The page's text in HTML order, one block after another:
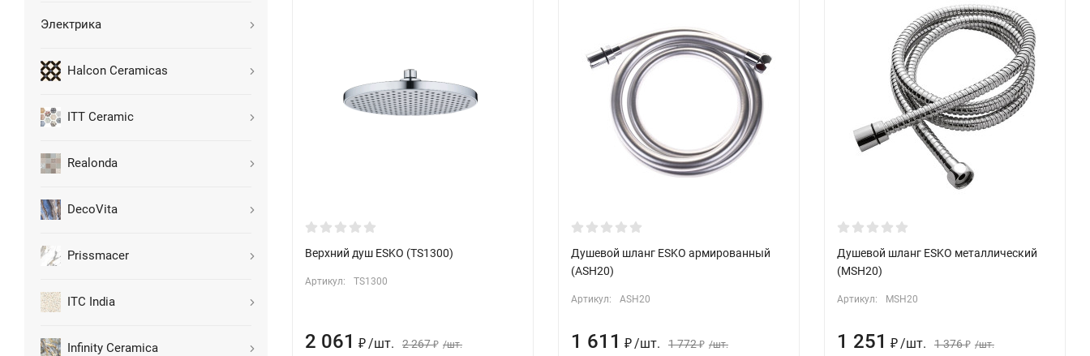
Электрика
Halcon Ceramicas
ITT Ceramic
Realonda
DecoVita
Prissmacer
ITC India
Infinity Ceramica
Верхний душ ESKO (TS1300)
Артикул: TS1300
2 061 ₽ /шт. 2 267 ₽ /шт.
Душевой шланг ESKO армированный
(ASH20)
Артикул: ASH20
1 611 ₽ /шт. 1 772 ₽ /шт.
Душевой шланг ESKO металлический
(MSH20)
Артикул: MSH20
1 251 ₽ /шт. 1 376 ₽ /шт.